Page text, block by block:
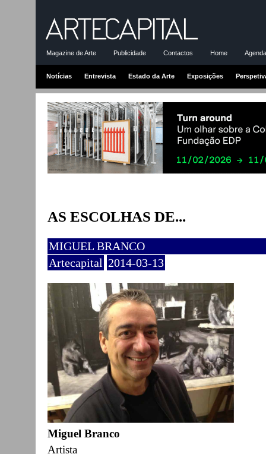
Magazine de Arte Publicidade Contactos Home
Notícias Entrevista Estado da Arte Exposições
AS ESCOLHAS DE...
MIGUEL BRANCO
Artecapital 2014-03-13
Miguel Branco
Artista